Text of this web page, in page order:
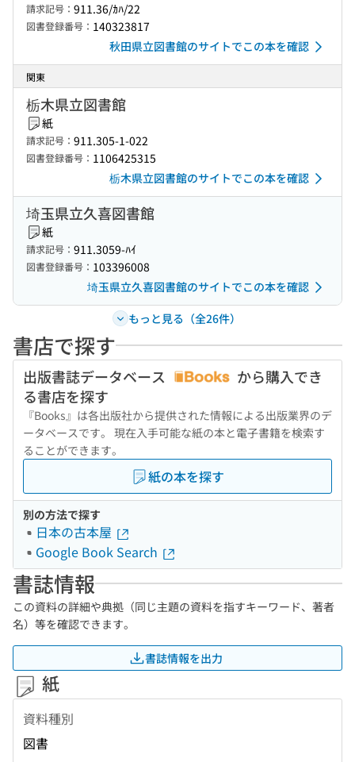
請求記号： 911.36/ｶﾊ/22
図書登録番号： 140323817
秋田県立図書館のサイトでこの本を確認
関東
栃木県立図書館
紙
請求記号： 911.305-1-022
図書登録番号： 1106425315
栃木県立図書館のサイトでこの本を確認
埼玉県立久喜図書館
紙
請求記号： 911.3059-ﾊｲ
図書登録番号： 103396008
埼玉県立久喜図書館のサイトでこの本を確認
もっと見る（全26件）
書店で探す
出版書誌データベース
から購入でき
る書店を探す
『Books』は各出版社から提供された情報による出版業界のデ
ータベースです。 現在入手可能な紙の本と電子書籍を検索す
ることができます。
紙の本を探す
別の方法で探す
日本の古本屋
Google Book Search
書誌情報
この資料の詳細や典拠（同じ主題の資料を指すキーワード、著者
名）等を確認できます。
書誌情報を出力
紙
資料種別
図書